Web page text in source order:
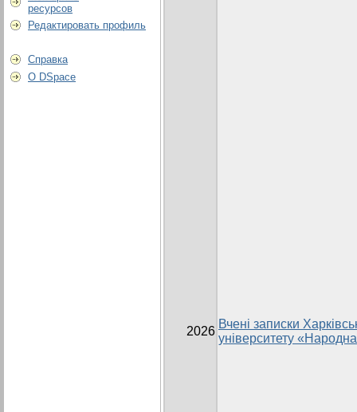
ресурсов
Редактировать профиль
Справка
О DSpace
2026
Вчені записки
університету